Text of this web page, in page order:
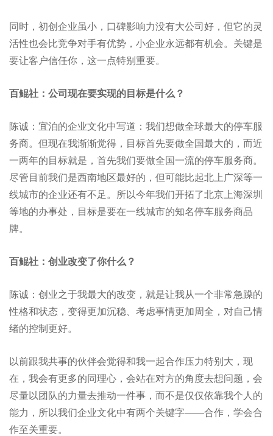
同时，初创企业虽小，口碑影响力没有大公司好，但它的灵
活性也会比竞争对手有优势，小企业永远都有机会。关键是
要让客户信任你，这一点特别重要。
百鲲社：公司现在要实现的目标是什么？
陈诚：宜泊的企业文化中写道：我们想做全球最大的停车服
务商。但现在我渐渐觉得，目标首先要做全国最大的，而近
一两年的目标就是，首先我们要做全国一流的停车服务商。
尽管目前我们是西南地区最好的，但可能比起北上广深等一
线城市的企业还有不足。所以今年我们开拓了北京上海深圳
等地的办事处，目标是要在一线城市的知名停车服务商品
牌。
百鲲社：创业改变了你什么？
陈诚：创业之于我最大的改变，就是让我从一个非常急躁的
性格和状态，变得更加沉稳、考虑事情更加周全，对自己情
绪的控制更好。
以前跟我共事的伙伴会觉得和我一起合作压力特别大，现
在，我会有更多的同理心，会站在对方的角度去想问题，会
尽量以团队的力量去推动一件事，而不是仅仅依靠我个人的
能力，所以我们企业文化中有两个关键字——合作，学会合
作至关重要。